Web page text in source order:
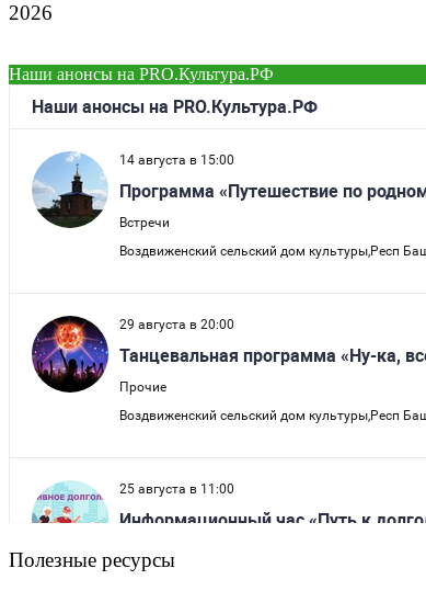
2026
Наши анонсы на PRO.Культура.РФ
Полезные ресурсы